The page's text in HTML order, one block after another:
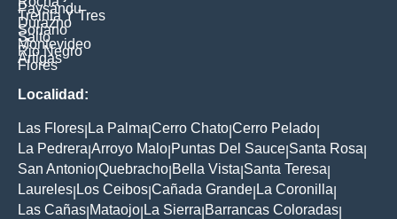
Paysandu
Treinta Y Tres
Durazno
Soriano
Salto
Montevideo
Rio Negro
Artigas
Flores
Localidad:
Las Flores La Palma Cerro Chato Cerro Pelado
La Pedrera Arroyo Malo Puntas Del Sauce Santa Rosa
San Antonio Quebracho Bella Vista Santa Teresa
Laureles Los Ceibos Cañada Grande La Coronilla
Las Cañas Mataojo La Sierra Barrancas Coloradas